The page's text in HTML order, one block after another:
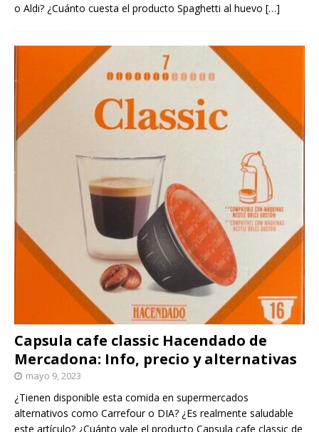
o Aldi? ¿Cuánto cuesta el producto Spaghetti al huevo […]
Capsula cafe classic Hacendado de
Mercadona: Info, precio y alternativas
mayo 9, 2023
¿Tienen disponible esta comida en supermercados
alternativos como Carrefour o DIA? ¿Es realmente saludable
este artículo? ¿Cuánto vale el producto Capsula cafe classic de